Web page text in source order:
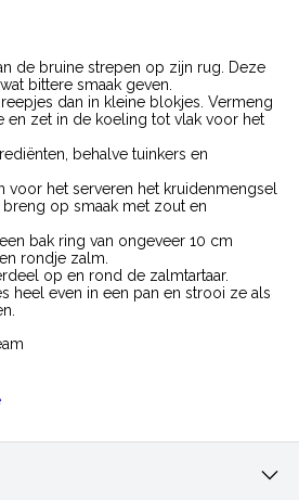
de bruine strepen op zijn rug. Deze
bittere smaak geven.
dan in kleine blokjes. Vermeng
en zet in de koeling tot vlak voor het
behalve tuinkers en
voor het serveren het kruidenmengsel
op smaak met zout en
bak ring van ongeveer 10 cm
rondje zalm.
op en rond de zalmtartaar.
heel even in een pan en strooi ze als